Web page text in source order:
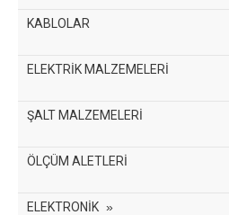
KABLOLAR
ELEKTRİK MALZEMELERİ
ŞALT MALZEMELERİ
ÖLÇÜM ALETLERİ
ELEKTRONİK